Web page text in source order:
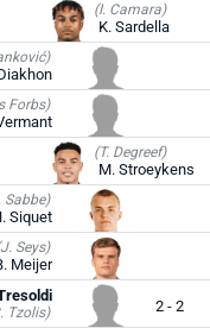
(I. Camara)
K. Sardella
Forbs)
(T. Degreef)
M. Stroeykens
Sabbe)
Siquet
Seys)
Meijer
Tzolis) 2 - 2